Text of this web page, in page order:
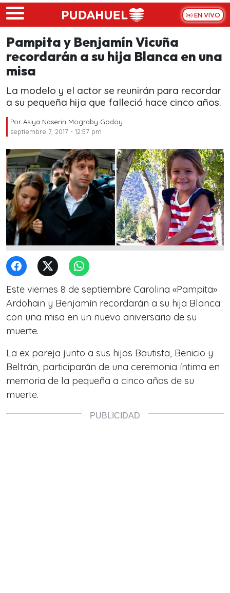
Skip to main content
EN VIVO
Pampita y Benjamín Vicuña
recordarán a su hija Blanca en una
misa
La modelo y el actor se reunirán para recordar
a su pequeña hija que falleció hace cinco años.
Por Asiya Naserin Mograby Godoy
septiembre 7, 2017 - 12:57 pm
Este viernes 8 de septiembre Carolina «Pampita»
Ardohain y Benjamín recordarán a su hija Blanca
con una misa en un nuevo aniversario de su
muerte.
La ex pareja junto a sus hijos Bautista, Benicio y
Beltrán, participarán de una ceremonia íntima en
memoria de la pequeña a cinco años de su
muerte.